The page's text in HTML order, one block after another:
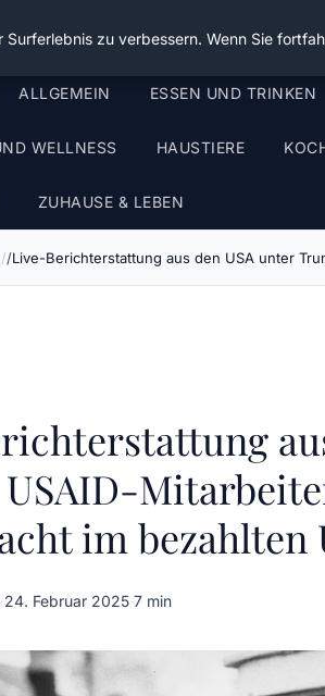
ALLGEMEIN ESSEN UND TRINKEN
WELLNESS HAUSTIERE
ZUHAUSE & LEBEN
Live-Berichterstattung aus den USA unter
im bezahlten
·24. Februar 2025·7 min
zu verbessern. Wenn Sie